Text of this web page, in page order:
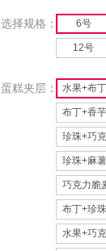
选择规格： 6号
12号
蛋糕夹层： 水果+布丁
布丁+香芋
珍珠+巧
珍珠+麻薯
巧克力脆
布丁+珍珠
水果+巧